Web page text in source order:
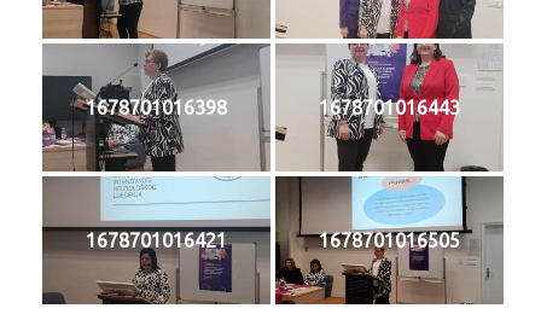
1678701016398 1678701016443
1678701016421 1678701016505